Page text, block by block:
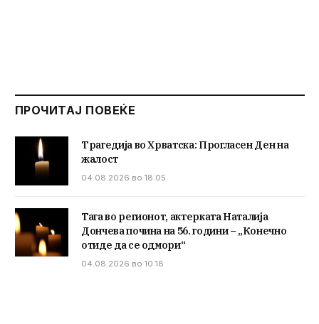
ПРОЧИТАЈ ПОВЕЌЕ
Трагедија во Хрватска: Прогласен Ден на
жалост
04.08.2026 во 18:05
Тага во регионот, актерката Наталија
Дончева почина на 56. години – „Конечно
отиде да се одмори“
04.08.2026 во 10:18